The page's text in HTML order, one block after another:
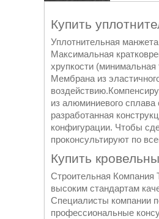
Купить
Уплотнительная
Максимальная
хрупкости
Мембрана из
из алюминиевого
разработанная
конфигурации. Чтобы
проконсультируют по
Купить
Строительная Компания
высоким стандартам
Специалисты компании
профессиональные